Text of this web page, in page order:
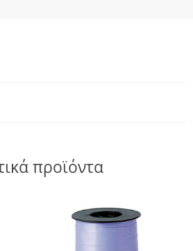
προϊόντα